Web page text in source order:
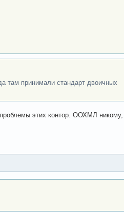
там принимали стандарт двоичных
этих контор. ООХМЛ